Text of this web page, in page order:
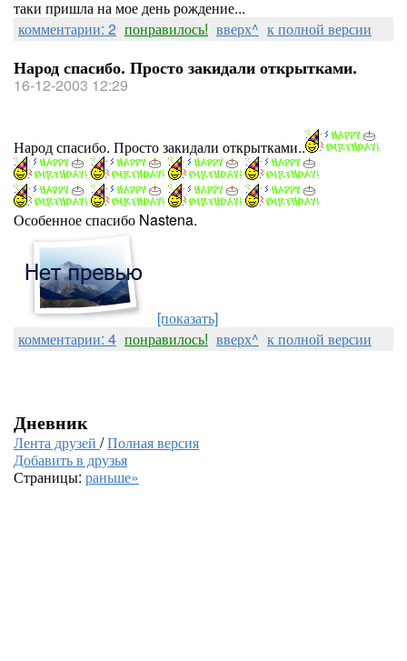
таки пришла на мое день рождение...
комментарии: 2 понравилось! вверх^ к полной версии
Народ спасибо. Просто закидали открытками.
16-12-2003 12:29
Народ спасибо. Просто закидали открытками..
Особенное спасибо Nastena.
[показать]
комментарии: 4 понравилось! вверх^ к полной версии
Дневник
Лента друзей /Полная версия
Добавить в друзья
Страницы: раньше»